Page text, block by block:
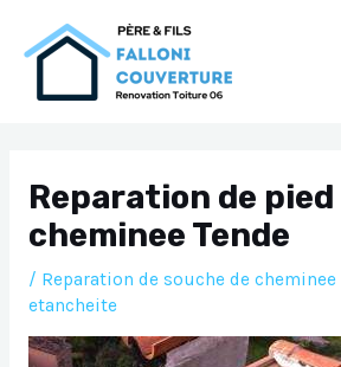
Reparation de pied
cheminee Tende
/ Reparation de souche de cheminee
etancheite